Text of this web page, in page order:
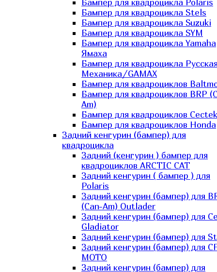
Бампер для квадроцикла Polaris
Бампер для квадроцикла Stels
Бампер для квадроцикла Suzuki
Бампер для квадроцикла SYM
Бампер для квадроцикла Yamaha
Ямаха
Бампер для квадроцикла
Механика/GAMAX
Бампер для квадроциклов
Бампер для квадроциклов BRP
Am)
Бампер для квадроциклов Cectek
Бампер для квадроциклов Honda
Задний кенгурин (бампер) для
квадроцикла
Задний (кенгурин ) бампер для
квадроциклов ARCTIC CAT
Задний кенгурин ( бампер ) для
Polaris
Задний кенгурин (бампер) для
(Can-Am) Outlader
Задний кенгурин (бампер) для
Gladiator
Задний кенгурин (бампер) для
Задний кенгурин (бампер) для
MOTO
Задний кенгурин (бампер) для